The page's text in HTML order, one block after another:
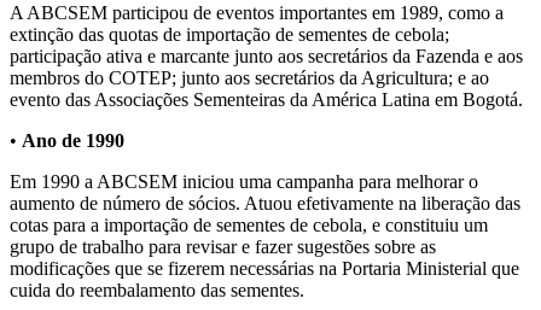
A ABCSEM participou de eventos importantes em 1989, como a
extinção das quotas de importação de sementes de cebola;
participação ativa e marcante junto aos secretários da Fazenda e aos
membros do COTEP; junto aos secretários da Agricultura; e ao
evento das Associações Sementeiras da América Latina em Bogotá.
• Ano de 1990
Em 1990 a ABCSEM iniciou uma campanha para melhorar o
aumento de número de sócios. Atuou efetivamente na liberação das
cotas para a importação de sementes de cebola, e constituiu um
grupo de trabalho para revisar e fazer sugestões sobre as
modificações que se fizerem necessárias na Portaria Ministerial que
cuida do reembalamento das sementes.